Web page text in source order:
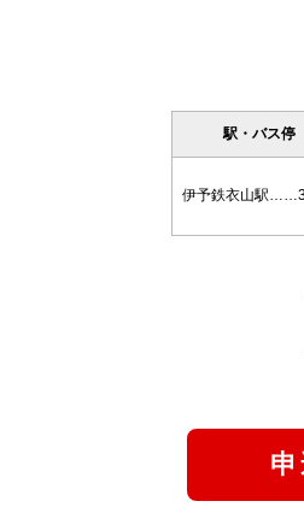
駅・バス停
伊予鉄衣山駅